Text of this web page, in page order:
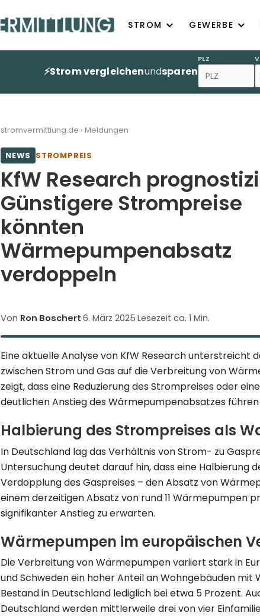
STROM GEWERBE
⚡Strom vergleichenundsparen
PLZ
stromvermittlung.de › Meldungen
NEWS STROMPREIS
KfW Research
Günstigere Strompreise
könnten
Wärmepumpenabsatz
verdoppeln
Von Ron Boschert·6. März 2025·Lesezeit ca. 1 Min.
Eine aktuelle Analyse von KfW Research unterstreicht
zwischen Strom und Gas auf die Verbreitung von
zeigt, dass eine Reduzierung des Strompreises oder
deutlichen Anstieg des Wärmepumpenabsatzes
Halbierung des Strompreises als
In Deutschland lag das Verhältnis von Strom- zu
Untersuchung deutet darauf hin, dass eine Halbierung
Verdopplung des Gaspreises – den Absatz von
einem derzeitigen Absatz von rund 11 Wärmepumpen
signifikanter Anstieg zu erwarten.
Wärmepumpen im europäischen
Die Verbreitung von Wärmepumpen variiert stark in
und Schweden ein hoher Anteil an Wohngebäuden
Bestand in Deutschland lediglich bei etwa 5 Prozent.
Deutschland werden mittlerweile drei von vier